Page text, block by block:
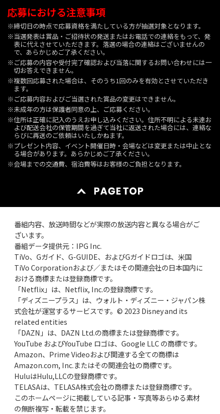
応募における注意事項
※締切日の時点で応募資格を満たしている方が抽選対象となります。
※当選発表は賞品・ご招待状の発送またはお電話での連絡をもって、発
表に代えさせていただきます。落選の場合の連絡はございませんの
で、あらかじめご了承ください。
※ご応募の内容や受付完了確認および当落に関するお問い合わせには一
切お答えできません。
※複数回応募された場合は、そのうち1回のみを有効とさせていただき
ます。
※ご応募内容およびご当選された賞品の変更はできません。
※未成年の方は保護者同意の上、ご応募ください。
※住所は正確に記入のうえお申し込みください。住所不明による未達お
よび配送会社の保管期間を過ぎて当社に返送された場合には、連絡な
らびに再送のご依頼はいたしかねます。
※プレゼント内容、イベント開催日時・会場などは変更または中止とな
る場合があります。あらかじめご了承ください。
※会場までの交通費、宿泊費等はお客様のご負担となります。
番組内容、放送時間などが実際の放送内容と異なる場合がご
ざいます。
番組データ提供元：IPG Inc.
TiVo、Gガイド、G-GUIDE、およびGガイドロゴは、米国
TiVo Corporationおよび／またはその関連会社の日本国内に
おける商標または登録商標です。
「Netflix」は、Netflix, Inc.の登録商標です。
「ディズニープラス」は、ウォルト・ディズニー・ジャパン株
式会社が運営するサービスです。© 2023 Disney and its
related entities
「DAZN」は、DAZN Ltd.の商標または登録商標です。
YouTube およびYouTube ロゴは、Google LLC の商標です。
Amazon、Prime Videoおよび関連する全ての商標は
Amazon.com, Inc.またはその関連会社の商標です。
HuluはHulu,LLCの登録商標です。
TELASAは、TELASA株式会社の商標または登録商標です。
このホームページに掲載している記事・写真等あらゆる素材
の無断複写・転載を禁じます。